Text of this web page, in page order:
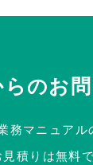
のお
務マニュアル
見積りは無料で